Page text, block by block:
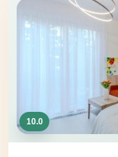
10.0